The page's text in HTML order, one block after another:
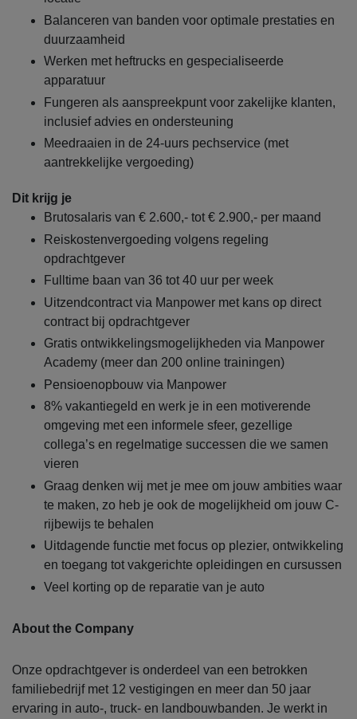
Balanceren van banden voor optimale prestaties en
duurzaamheid
Werken met heftrucks en gespecialiseerde
apparatuur
Fungeren als aanspreekpunt voor zakelijke klanten,
inclusief advies en ondersteuning
Meedraaien in de 24-uurs pechservice (met
aantrekkelijke vergoeding)
Dit krijg je
Brutosalaris van € 2.600,- tot € 2.900,- per maand
Reiskostenvergoeding volgens regeling
opdrachtgever
Fulltime baan van 36 tot 40 uur per week
Uitzendcontract via Manpower met kans op direct
contract bij opdrachtgever
Gratis ontwikkelingsmogelijkheden via Manpower
Academy (meer dan 200 online trainingen)
Pensioenopbouw via Manpower
8% vakantiegeld en werk je in een motiverende
omgeving met een informele sfeer, gezellige
collega’s en regelmatige successen die we samen
vieren
Graag denken wij met je mee om jouw ambities waar
te maken, zo heb je ook de mogelijkheid om jouw C-
rijbewijs te behalen
Uitdagende functie met focus op plezier, ontwikkeling
en toegang tot vakgerichte opleidingen en cursussen
Veel korting op de reparatie van je auto
About the Company
Onze opdrachtgever is onderdeel van een betrokken
familiebedrijf met 12 vestigingen en meer dan 50 jaar
ervaring in auto-, truck- en landbouwbanden. Je werkt in